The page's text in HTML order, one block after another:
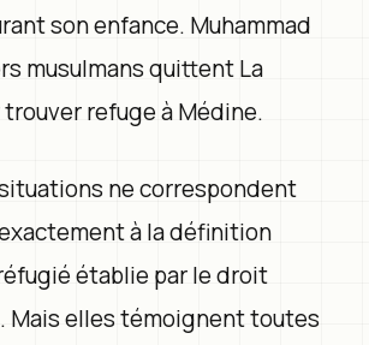
son enfance. Muhammad
musulmans quittent La
refuge à Médine.
ne correspondent
à la définition
établie par le droit
Mais elles témoignent toutes